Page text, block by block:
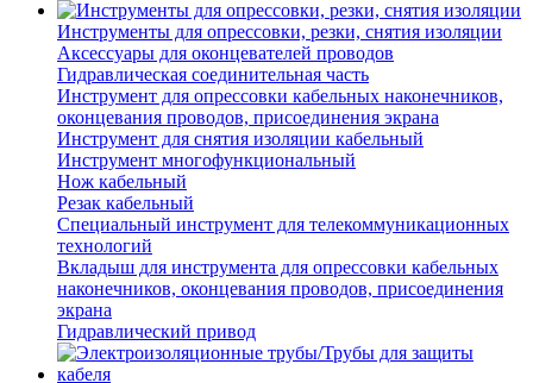
Инструменты для опрессовки, резки, снятия изоляции
Аксессуары для оконцевателей проводов
Гидравлическая соединительная часть
Инструмент для опрессовки кабельных наконечников,
оконцевания проводов, присоединения экрана
Инструмент для снятия изоляции кабельный
Инструмент многофункциональный
Нож кабельный
Резак кабельный
Специальный инструмент для телекоммуникационных
технологий
Вкладыш для инструмента для опрессовки кабельных
наконечников, оконцевания проводов, присоединения
экрана
Гидравлический привод